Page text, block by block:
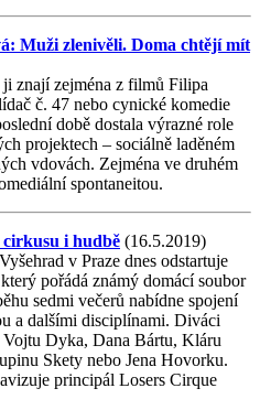
Muži zlenivěli. Doma chtějí mít
znají zejména z filmů Filipa
č. 47 nebo cynické komedie
době dostala výrazné role
projektech – sociálně laděném
vdovách. Zejména ve druhém
spontaneitou.
i hudbě (16.5.2019)
v Praze dnes odstartuje
pořádá známý domácí soubor
sedmi večerů nabídne spojení
a dalšími disciplínami. Diváci
Vojtu Dyka, Dana Bártu, Kláru
Skety nebo Jena Hovorku.
principál Losers Cirque